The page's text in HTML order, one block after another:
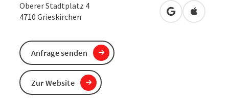
Oberer Stadtplatz 4
4710 Grieskirchen in Googlein Apple
Anfrage senden
Zur Website